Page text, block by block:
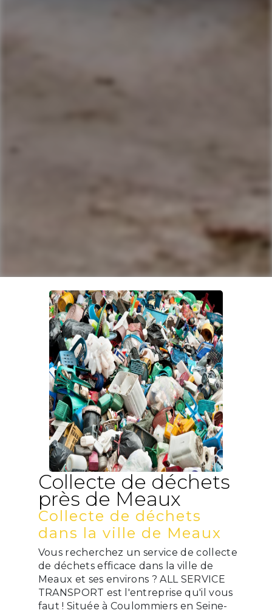
Collecte de déchets
près de Meaux
Collecte de déchets
dans la ville de Meaux
Vous recherchez un service de collecte
de déchets efficace dans la ville de
Meaux et ses environs ? ALL SERVICE
TRANSPORT est l'entreprise qu'il vous
faut ! Située à Coulommiers en Seine-